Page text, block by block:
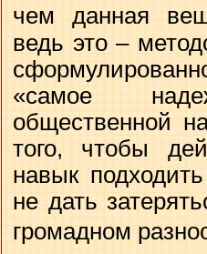
чем данная
ведь это –
«самое
общественной
того, чтобы
навык
не дать
громадном